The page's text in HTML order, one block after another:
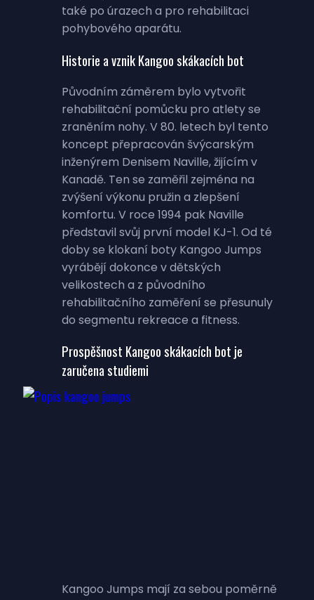
také po úrazech a pro rehabilitaci
pohybového aparátu.
Historie a vznik Kangoo skákacích bot
Původním záměrem bylo vytvořit
rehabilitační pomůcku pro atlety se
zraněním nohy. V 80. letech byl tento
koncept přepracován švýcarským
inženýrem Denisem Naville, žijícím v
Kanadě. Ten se zaměřil zejména na
zvýšení výkonu pružin a zlepšení
komfortu. V roce 1994 pak Naville
představil svůj první model KJ-1. Od té
doby se klokaní boty Kangoo Jumps
vyrábějí dokonce v dětských
velikostech a z původního
rehabilitačního zaměření se přesunuly
do segmentu rekreace a fitness.
Prospěšnost Kangoo skákacích bot je
zaručena studiemi
Kangoo Jumps mají za sebou poměrně